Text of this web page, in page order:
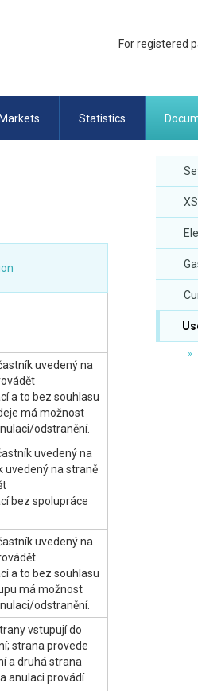
For registered
Statistics
uvedený na
a to bez souhlasu
má možnost
odstranění.
uvedený na
uvedený na straně
bez spolupráce
uvedený na
a to bez souhlasu
má možnost
odstranění.
vstupují do
strana provede
a druhá strana
anulaci provádí